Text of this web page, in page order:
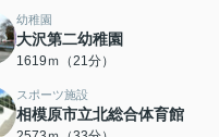
幼稚園
大沢第二幼稚園
1619ｍ（21分）
スポーツ施設
相模原市立北総合体育館